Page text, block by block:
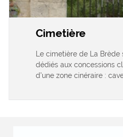
Cimetière
Le cimetière de La
dédiés aux concessions
d’une zone cinéraire :